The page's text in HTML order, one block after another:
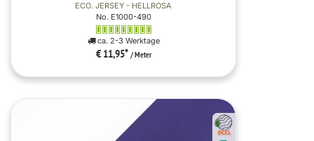
ECO. JERSEY - HELLROSA
No. E1000-490
ca. 2-3 Werktage
€ 11,95* / Meter